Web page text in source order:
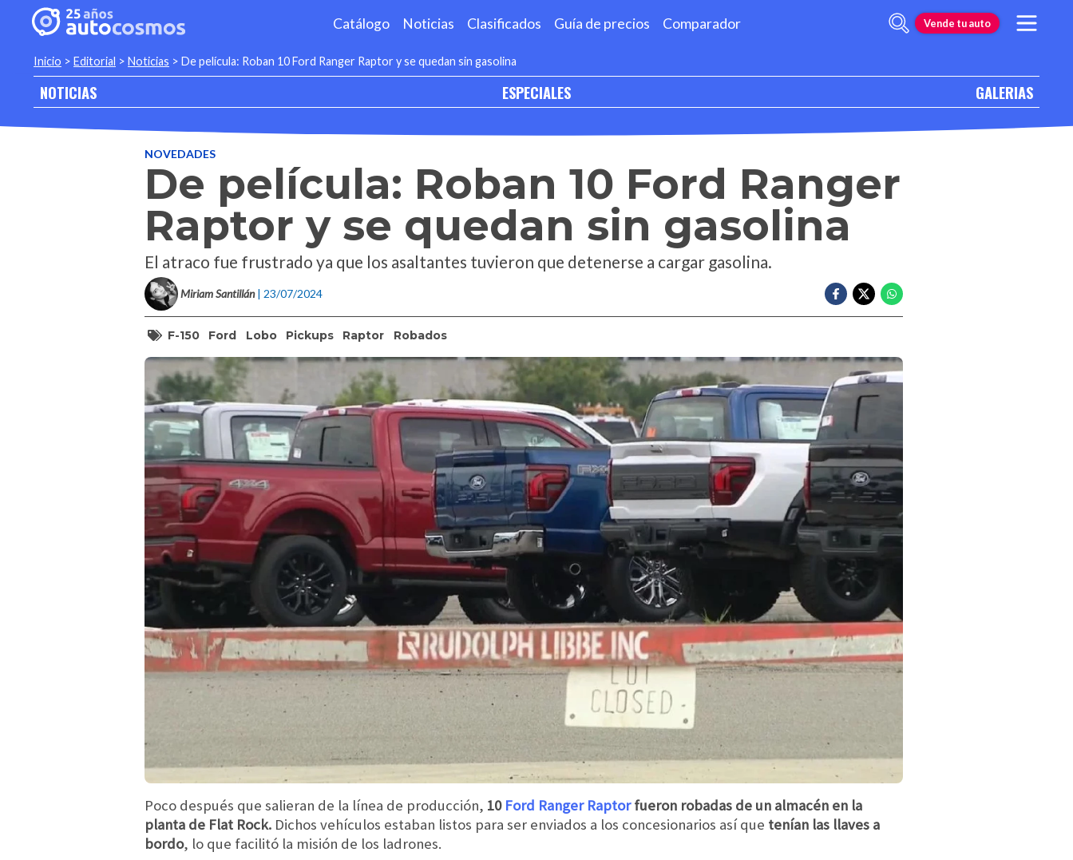
Catálogo Noticias Clasificados Guía de precios Comparador Vende tu auto
Inicio > Editorial > Noticias > De película: Roban 10 Ford Ranger Raptor y se quedan sin gasolina
NOTICIAS ESPECIALES GALERIAS
NOVEDADES
De película: Roban 10 Ford Ranger
Raptor y se quedan sin gasolina
El atraco fue frustrado ya que los asaltantes tuvieron que detenerse a cargar gasolina.
Miriam Santillán | 23/07/2024
F-150 Ford Lobo Pickups Raptor Robados
Poco después que salieran de la línea de producción, 10 Ford Ranger Raptorfueron robadas de un almacén en la
planta de Flat Rock. Dichos vehículos estaban listos para ser enviados a los concesionarios así que tenían las llaves a
bordo, lo que facilitó la misión de los ladrones.